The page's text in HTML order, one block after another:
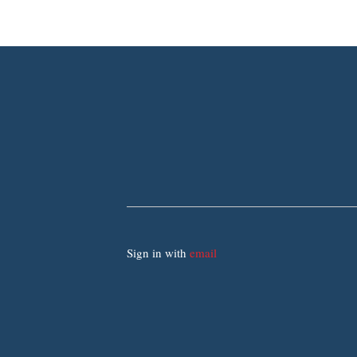
Sign in with email